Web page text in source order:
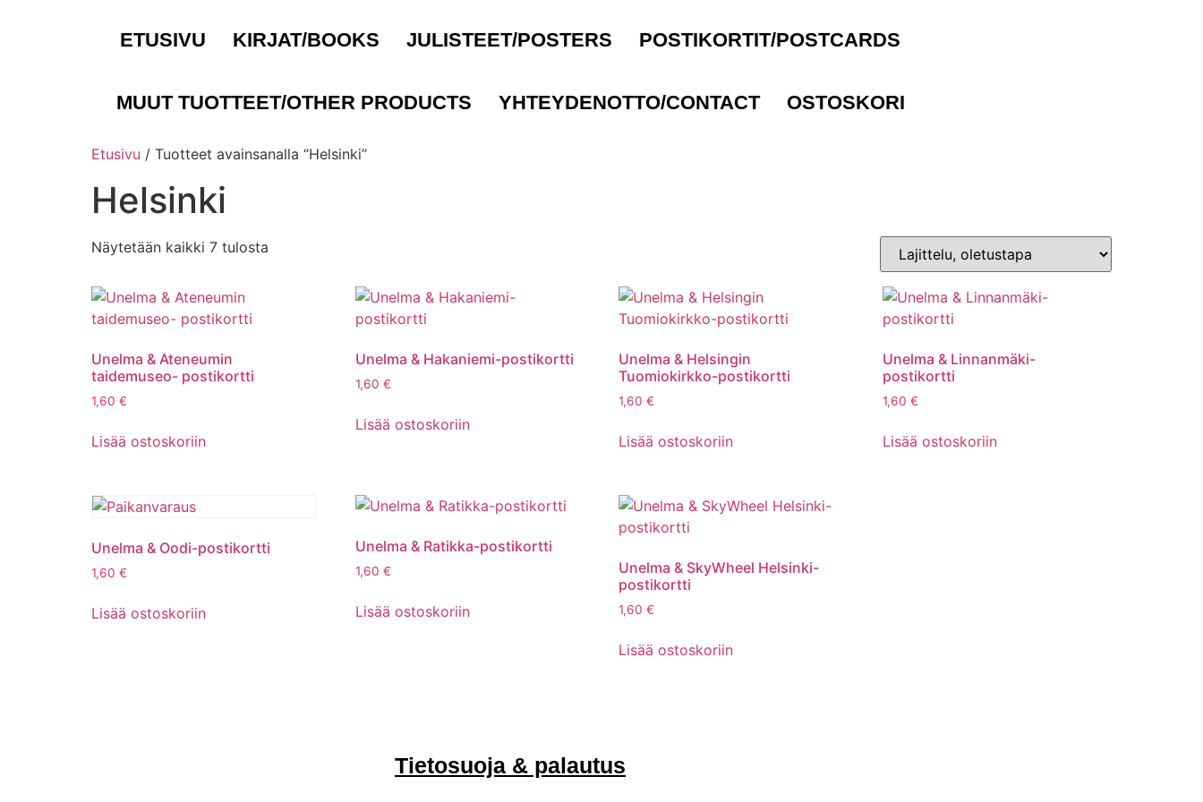
ETUSIVU KIRJAT/BOOKS JULISTEET/POSTERS POSTIKORTIT/POSTCARDS
MUUT TUOTTEET/OTHER PRODUCTS YHTEYDENOTTO/CONTACT OSTOSKORI
Etusivu / Tuotteet avainsanalla “Helsinki”
Helsinki
Näytetään kaikki 7 tulosta
Unelma & Ateneumin
taidemuseo- postikortti
1,60 €
Lisää ostoskoriin
Unelma & Hakaniemi-postikortti
1,60 €
Lisää ostoskoriin
Unelma & Helsingin
Tuomiokirkko-postikortti
1,60€
Lisää ostoskoriin
Unelma & Linnanmäki-
postikortti
1,60€
Lisää ostoskoriin
Unelma & Oodi-postikortti
1,60 €
Lisää ostoskoriin
Unelma & Ratikka-postikortti
1,60 €
Lisää ostoskoriin
Unelma & SkyWheel Helsinki-
postikortti
1,60€
Lisää ostoskoriin
Tietosuoja & palautus